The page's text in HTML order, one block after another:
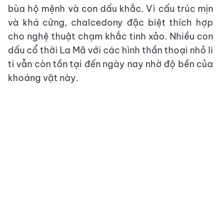
bùa hộ mệnh và con dấu khắc. Vì cấu trúc mịn
và khá cứng, chalcedony đặc biệt thích hợp
cho nghệ thuật chạm khắc tinh xảo. Nhiều con
dấu cổ thời La Mã với các hình thần thoại nhỏ li
ti vẫn còn tồn tại đến ngày nay nhờ độ bền của
khoáng vật này.